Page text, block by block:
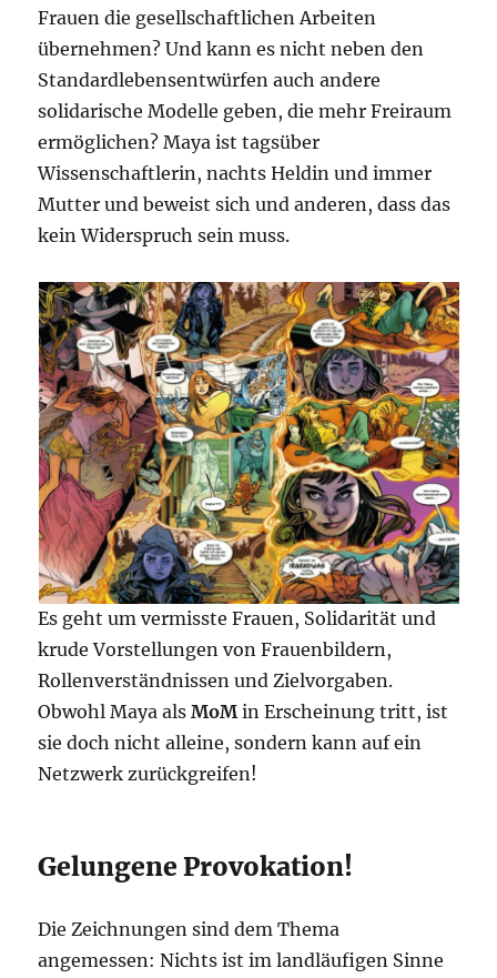
Frauen die gesellschaftlichen Arbeiten
übernehmen? Und kann es nicht neben den
Standardlebensentwürfen auch andere
solidarische Modelle geben, die mehr Freiraum
ermöglichen? Maya ist tagsüber
Wissenschaftlerin, nachts Heldin und immer
Mutter und beweist sich und anderen, dass das
kein Widerspruch sein muss.
Es geht um vermisste Frauen, Solidarität und
krude Vorstellungen von Frauenbildern,
Rollenverständnissen und Zielvorgaben.
Obwohl Maya alsMoMin Erscheinung tritt, ist
sie doch nicht alleine, sondern kann auf ein
Netzwerk zurückgreifen!
Gelungene Provokation!
Die Zeichnungen sind dem Thema
angemessen: Nichts ist im landläufigen Sinne